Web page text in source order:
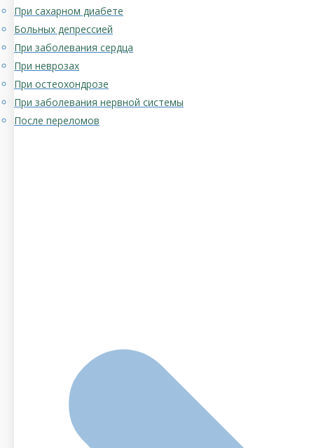
При сахарном диабете
Больных депрессией
При заболевания сердца
При неврозах
При остеохондрозе
При заболевания нервной системы
После переломов